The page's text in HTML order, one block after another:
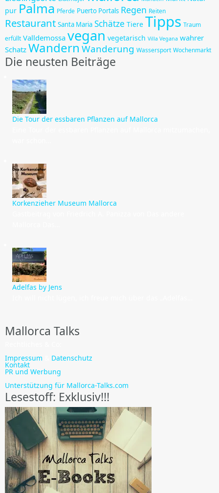
pur Palma Pferde Puerto Portals Regen Reiten
Restaurant Santa Maria Schätze Tiere Tipps Traum
erfüllt Valldemossa vegan vegetarisch Villa Vegana wahrer
Schatz Wandern Wanderung Wassersport Wochenmarkt
Die neusten Beiträge
Die Tour der essbaren Pflanzen auf Mallorca
Korkenzieher Museum Mallorca
Adelfas by Jens
Mallorca Talks
Impressum
Datenschutz
Kontakt
PR und Werbung
Unterstützung für Mallorca-Talks.com
Lesestoff: Exklusiv!!!